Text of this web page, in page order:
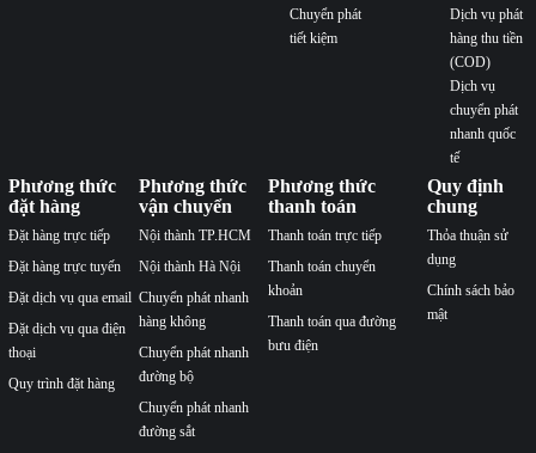
Chuyển phát
tiết kiệm
Dịch vụ phát
hàng thu tiền
(COD)
Dịch vụ
chuyển phát
nhanh quốc
tế
Phương thức
đặt hàng
Đặt hàng trực tiếp
Đặt hàng trực tuyến
Đặt dịch vụ qua email
Đặt dịch vụ qua điện
thoại
Quy trình đặt hàng
Phương thức
vận chuyển
Nội thành TP.HCM
Nội thành Hà Nội
Chuyển phát nhanh
hàng không
Chuyển phát nhanh
đường bộ
Chuyển phát nhanh
đường sắt
Phương thức
thanh toán
Thanh toán trực tiếp
Thanh toán chuyển
khoản
Thanh toán qua đường
bưu điện
Quy định
chung
Thỏa thuận sử
dụng
Chính sách bảo
mật